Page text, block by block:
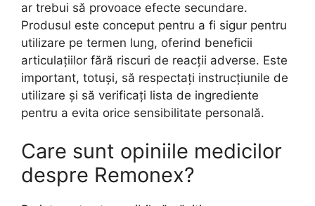
ar trebui să provoace efecte secundare.
Produsul este conceput pentru a fi sigur pentru
utilizare pe termen lung, oferind beneficii
articulațiilor fără riscuri de reacții adverse. Este
important, totuși, să respectați instrucțiunile de
utilizare și să verificați lista de ingrediente
pentru a evita orice sensibilitate personală.
Care sunt opiniile medicilor
despre Remonex?